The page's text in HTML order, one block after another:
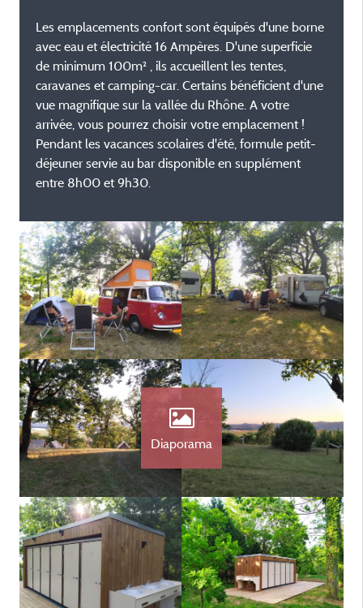
Les emplacements confort sont équipés d'une borne
avec eau et électricité 16 Ampères. D'une superficie
de minimum 100m² , ils accueillent les tentes,
caravanes et camping-car. Certains bénéficient d'une
vue magnifique sur la vallée du Rhône. A votre
arrivée, vous pourrez choisir votre emplacement !
Pendant les vacances scolaires d'été, formule petit-
déjeuner servie au bar disponible en supplément
entre 8h00 et 9h30.
Diaporama